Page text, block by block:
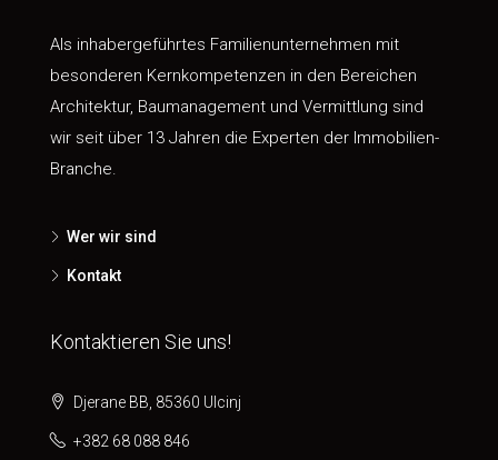
Als inhabergeführtes Familienunternehmen mit
besonderen Kernkompetenzen in den Bereichen
Architektur, Baumanagement und Vermittlung sind
wir seit über 13 Jahren die Experten der Immobilien-
Branche.
Wer wir sind
Kontakt
Kontaktieren Sie uns!
Djerane BB, 85360 Ulcinj
+382 68 088 846